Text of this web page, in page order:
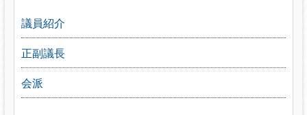
議員紹介
正副議長
会派